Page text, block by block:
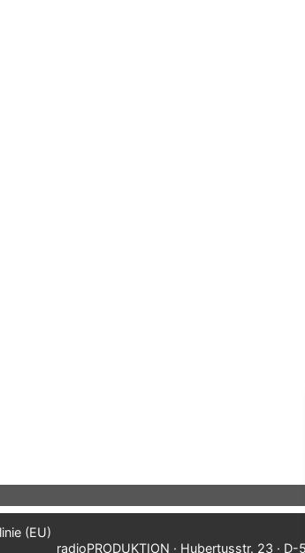
(EU)
radioPRODUKTION · Hubertusstr. 23 ·